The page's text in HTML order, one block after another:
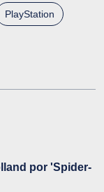
PlayStation
por 'Spider-